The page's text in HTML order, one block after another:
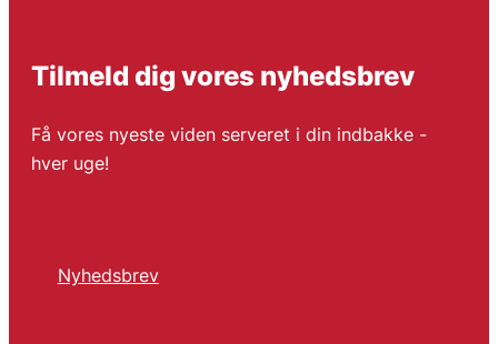
Tilmeld dig vores nyhedsbrev
Få vores nyeste viden serveret i din indbakke -
hver uge!
Nyhedsbrev